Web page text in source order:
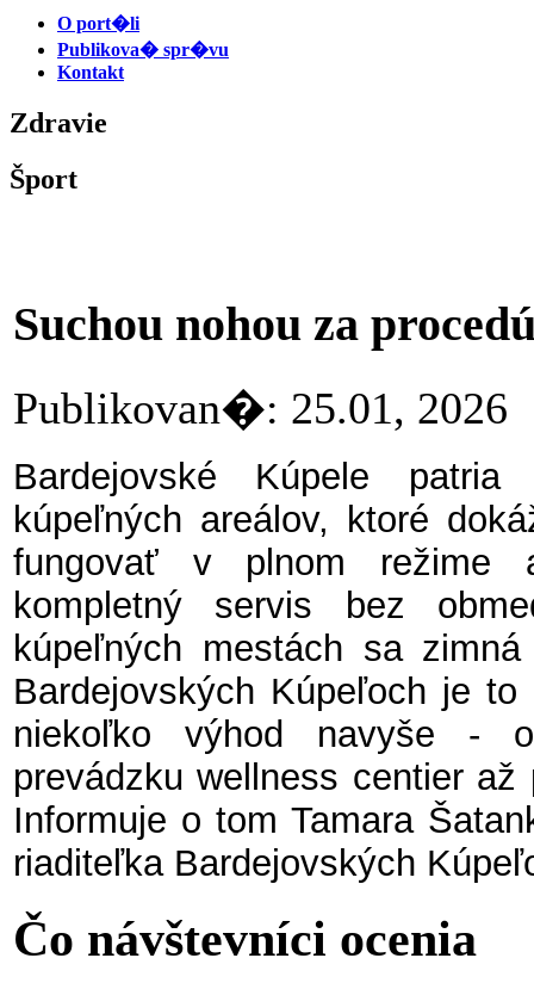
O port�li
Publikova� spr�vu
Kontakt
Zdravie
Šport
Suchou nohou za
Publikovan�: 25.01,
Bardejovské Kúpele
kúpeľných areálov, ktoré
fungovať v plnom režime
kompletný servis bez
kúpeľných mestách sa
Bardejovských Kúpeľoch je
niekoľko výhod navyše -
prevádzku wellness centier
Informuje o tom Tamara
riaditeľka Bardejovských
Čo návštevníci ocenia